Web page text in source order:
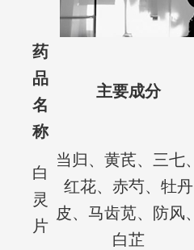
药
品
名
称
主要成分
白
灵
片
当归、黄芪、三七、
红花、赤芍、牡丹
皮、马齿苋、防风、
白芷